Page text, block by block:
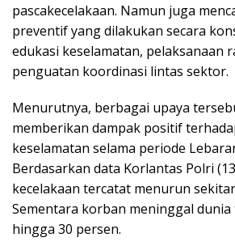
pascakecelakaan. Namun juga
preventif yang dilakukan secara
edukasi keselamatan, pelaksanaan
penguatan koordinasi lintas sektor.
Menurutnya, berbagai upaya
memberikan dampak positif
keselamatan selama periode
Berdasarkan data Korlantas Polri
kecelakaan tercatat menurun
Sementara korban meninggal
hingga 30 persen.